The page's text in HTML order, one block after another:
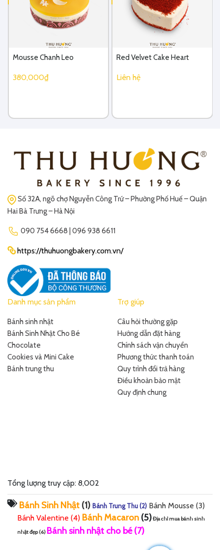
Mousse Chanh Leo
380,000₫
Red Velvet Cake Heart
Liên hệ
Số 32A, ngõ chợ Nguyễn Công Trứ – Phường Phố Huế – Quận
Hai Bà Trưng – Hà Nội
090 754 6668 | 096 938 6611
https://thuhuongbakery.com.vn/
Danh mục sản phẩm
Bánh sinh nhật
Bánh Sinh Nhật Cho Bé
Chocolate
Cookies và Mini Cake
Bánh trung thu
Trợ giúp
Câu hỏi thường gặp
Hướng dẫn đặt hàng
Chính sách vận chuyển
Phương thức thanh toán
Quy trình đổi trả hàng
Điều khoản bảo mật
Quy định chung
Tổng lượng truy cập: 8,002
Bánh Sinh Nhật (1) Bánh Trung Thu(2) Bánh Mousse (3)
Bánh Valentine (4) Bánh Macaron (5)Địa chỉ mua bánh sinh
nhật đẹp(6) Bánh sinh nhật cho bé(7)